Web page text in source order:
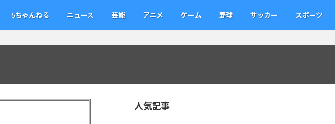
5ちゃんねる ニュース 芸能 アニメ ゲーム 野球 サッカー スポーツ
人気記事